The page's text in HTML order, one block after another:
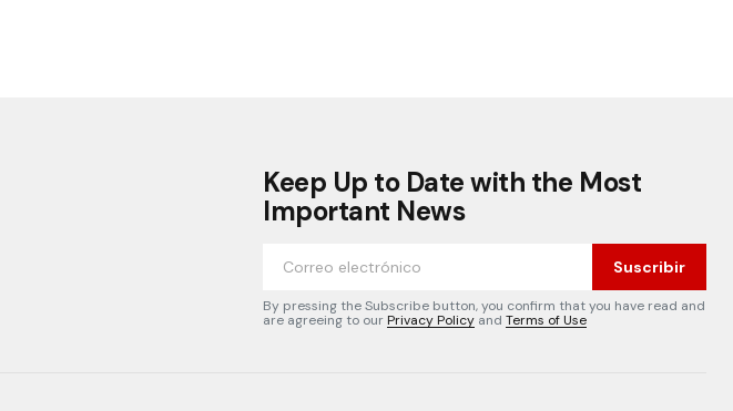
Keep Up to Date with the Most
Important News
Suscribir
By pressing the Subscribe button, you confirm that you have read and
are agreeing to ourPrivacy Policy and Terms of Use